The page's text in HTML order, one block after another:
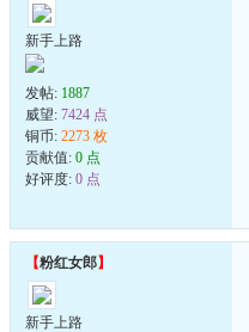
新手上路
发帖: 1887
威望: 7424 点
铜币: 2273 枚
贡献值: 0 点
好评度: 0 点
【粉红女郎】
新手上路